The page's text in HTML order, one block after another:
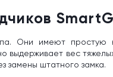
Они имеют
выдерживает вес
замены штатного замка.